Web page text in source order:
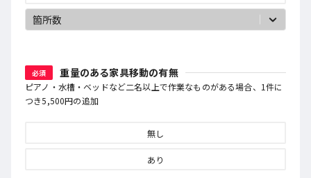
箇所数
必須 重量のある家具移動の有無
ピアノ・水槽・ベッドなど二名以上で作業なものがある場合、1件に
つき5,500円の追加
無し
あり